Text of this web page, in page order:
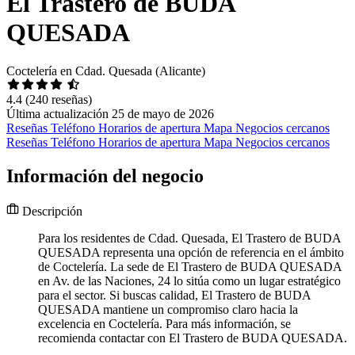
QUESADA
Coctelería en Cdad. Quesada (Alicante)
4.4 (240 reseñas)
Última actualización 25 de mayo de 2026
Reseñas Teléfono Horarios de apertura Mapa Negocios cercanos
Reseñas Teléfono Horarios de apertura Mapa Negocios cercanos
Información del negocio
Descripción
Para los residentes de Cdad. Quesada, El Trastero de BUDA
QUESADA representa una opción de referencia en el ámbito
de Coctelería. La sede de El Trastero de BUDA QUESADA
en Av. de las Naciones, 24 lo sitúa como un lugar estratégico
para el sector. Si buscas calidad, El Trastero de BUDA
QUESADA mantiene un compromiso claro hacia la
excelencia en Coctelería. Para más información, se
recomienda contactar con El Trastero de BUDA QUESADA.